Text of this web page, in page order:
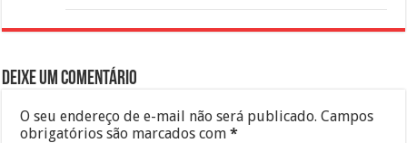
Deixe um comentário
O seu endereço de e-mail não será publicado. Campos
obrigatórios são marcados com*